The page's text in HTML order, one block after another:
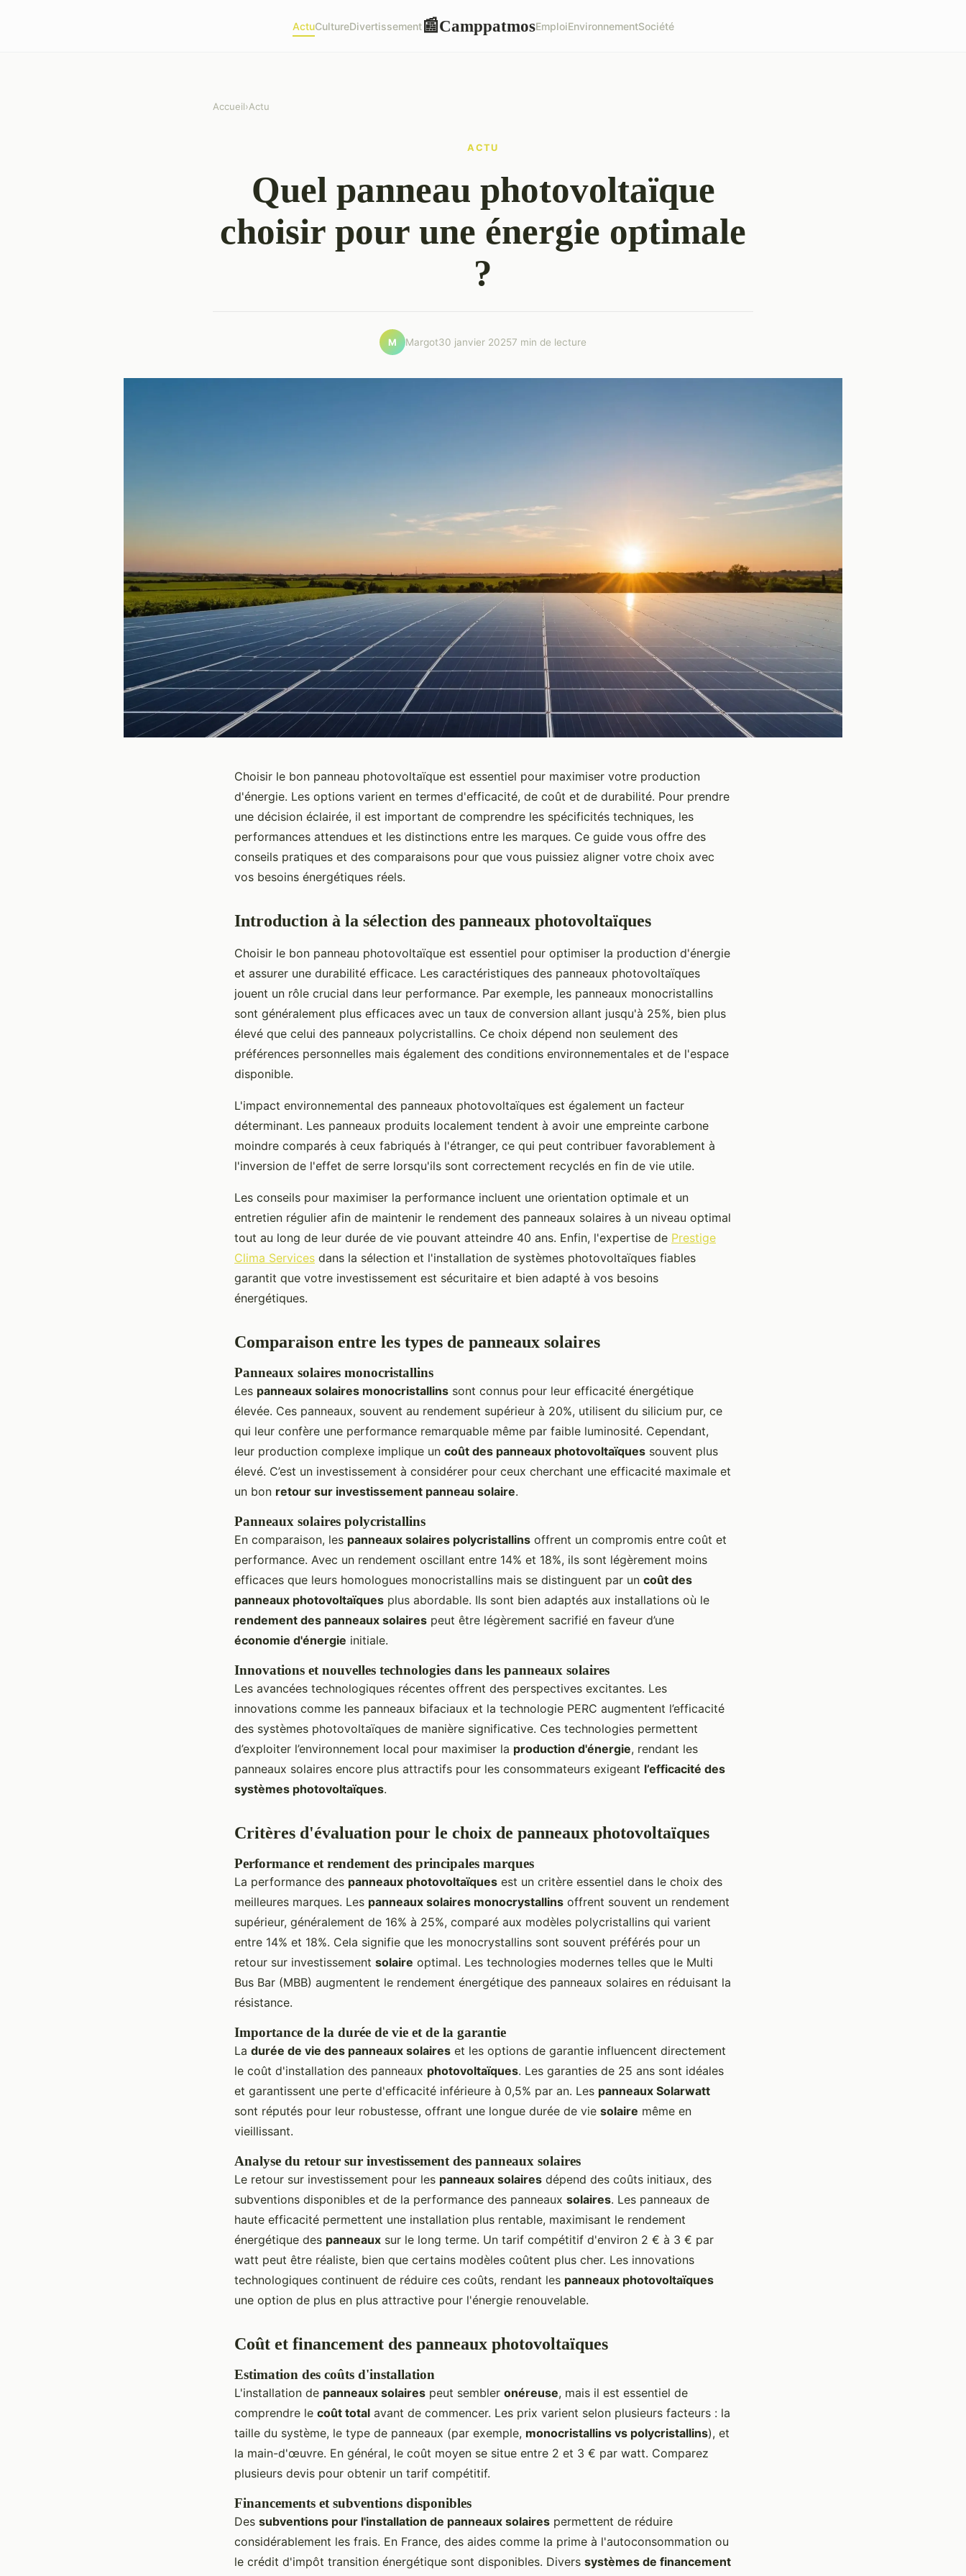
ActuCultureDivertissement📰CamppatmosEmploiEnvironnementSociété
Accueil›Actu
ACTU
Quel panneau photovoltaïque
choisir pour une énergie optimale
?
M Margot30 janvier 20257 min de lecture
Choisir le bon panneau photovoltaïque est essentiel pour maximiser votre production
d'énergie. Les options varient en termes d'efficacité, de coût et de durabilité. Pour prendre
une décision éclairée, il est important de comprendre les spécificités techniques, les
performances attendues et les distinctions entre les marques. Ce guide vous offre des
conseils pratiques et des comparaisons pour que vous puissiez aligner votre choix avec
vos besoins énergétiques réels.
Introduction à la sélection des panneaux photovoltaïques
Choisir le bon panneau photovoltaïque est essentiel pour optimiser la production d'énergie
et assurer une durabilité efficace. Les caractéristiques des panneaux photovoltaïques
jouent un rôle crucial dans leur performance. Par exemple, les panneaux monocristallins
sont généralement plus efficaces avec un taux de conversion allant jusqu'à 25%, bien plus
élevé que celui des panneaux polycristallins. Ce choix dépend non seulement des
préférences personnelles mais également des conditions environnementales et de l'espace
disponible.
L'impact environnemental des panneaux photovoltaïques est également un facteur
déterminant. Les panneaux produits localement tendent à avoir une empreinte carbone
moindre comparés à ceux fabriqués à l'étranger, ce qui peut contribuer favorablement à
l'inversion de l'effet de serre lorsqu'ils sont correctement recyclés en fin de vie utile.
Les conseils pour maximiser la performance incluent une orientation optimale et un
entretien régulier afin de maintenir le rendement des panneaux solaires à un niveau optimal
tout au long de leur durée de vie pouvant atteindre 40 ans. Enfin, l'expertise de Prestige
Clima Services dans la sélection et l'installation de systèmes photovoltaïques fiables
garantit que votre investissement est sécuritaire et bien adapté à vos besoins
énergétiques.
Comparaison entre les types de panneaux solaires
Panneaux solaires monocristallins
Les panneaux solaires monocristallins sont connus pour leur efficacité énergétique
élevée. Ces panneaux, souvent au rendement supérieur à 20%, utilisent du silicium pur, ce
qui leur confère une performance remarquable même par faible luminosité. Cependant,
leur production complexe implique un coût des panneaux photovoltaïques souvent plus
élevé. C’est un investissement à considérer pour ceux cherchant une efficacité maximale et
un bon retour sur investissement panneau solaire.
Panneaux solaires polycristallins
En comparaison, les panneaux solaires polycristallins offrent un compromis entre coût et
performance. Avec un rendement oscillant entre 14% et 18%, ils sont légèrement moins
efficaces que leurs homologues monocristallins mais se distinguent par un coût des
panneaux photovoltaïques plus abordable. Ils sont bien adaptés aux installations où le
rendement des panneaux solaires peut être légèrement sacrifié en faveur d’une
économie d'énergie initiale.
Innovations et nouvelles technologies dans les panneaux solaires
Les avancées technologiques récentes offrent des perspectives excitantes. Les
innovations comme les panneaux bifaciaux et la technologie PERC augmentent l’efficacité
des systèmes photovoltaïques de manière significative. Ces technologies permettent
d’exploiter l’environnement local pour maximiser la production d'énergie, rendant les
panneaux solaires encore plus attractifs pour les consommateurs exigeant l’efficacité des
systèmes photovoltaïques.
Critères d'évaluation pour le choix de panneaux photovoltaïques
Performance et rendement des principales marques
La performance des panneaux photovoltaïques est un critère essentiel dans le choix des
meilleures marques. Les panneaux solaires monocrystallins offrent souvent un rendement
supérieur, généralement de 16% à 25%, comparé aux modèles polycristallins qui varient
entre 14% et 18%. Cela signifie que les monocrystallins sont souvent préférés pour un
retour sur investissement solaire optimal. Les technologies modernes telles que le Multi
Bus Bar (MBB) augmentent le rendement énergétique des panneaux solaires en réduisant la
résistance.
Importance de la durée de vie et de la garantie
La durée de vie des panneaux solaires et les options de garantie influencent directement
le coût d'installation des panneaux photovoltaïques. Les garanties de 25 ans sont idéales
et garantissent une perte d'efficacité inférieure à 0,5% par an. Les panneaux Solarwatt
sont réputés pour leur robustesse, offrant une longue durée de vie solaire même en
vieillissant.
Analyse du retour sur investissement des panneaux solaires
Le retour sur investissement pour les panneaux solaires dépend des coûts initiaux, des
subventions disponibles et de la performance des panneaux solaires. Les panneaux de
haute efficacité permettent une installation plus rentable, maximisant le rendement
énergétique des panneaux sur le long terme. Un tarif compétitif d'environ 2 € à 3 € par
watt peut être réaliste, bien que certains modèles coûtent plus cher. Les innovations
technologiques continuent de réduire ces coûts, rendant les panneaux photovoltaïques
une option de plus en plus attractive pour l'énergie renouvelable.
Coût et financement des panneaux photovoltaïques
Estimation des coûts d'installation
L'installation de panneaux solaires peut sembler onéreuse, mais il est essentiel de
comprendre le coût total avant de commencer. Les prix varient selon plusieurs facteurs : la
taille du système, le type de panneaux (par exemple, monocristallins vs polycristallins), et
la main-d'œuvre. En général, le coût moyen se situe entre 2 et 3 € par watt. Comparez
plusieurs devis pour obtenir un tarif compétitif.
Financements et subventions disponibles
Des subventions pour l'installation de panneaux solaires permettent de réduire
considérablement les frais. En France, des aides comme la prime à l'autoconsommation ou
le crédit d'impôt transition énergétique sont disponibles. Divers systèmes de financement